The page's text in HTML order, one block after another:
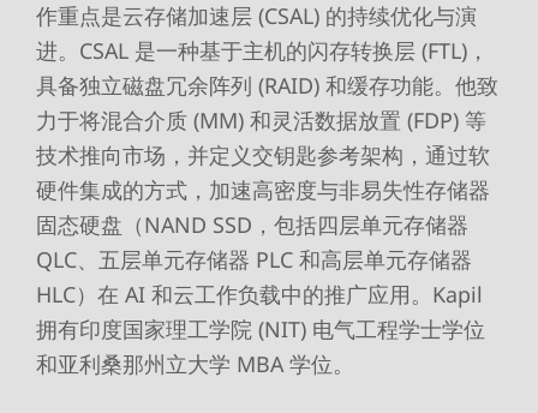
作重点是云存储加速层 (CSAL) 的持续优化与演
进。CSAL 是一种基于主机的闪存转换层 (FTL)，
具备独立磁盘冗余阵列 (RAID) 和缓存功能。他致
力于将混合介质 (MM) 和灵活数据放置 (FDP) 等
技术推向市场，并定义交钥匙参考架构，通过软
硬件集成的方式，加速高密度与非易失性存储器
固态硬盘（NAND SSD，包括四层单元存储器
QLC、五层单元存储器 PLC 和高层单元存储器
HLC）在 AI 和云工作负载中的推广应用。Kapil
拥有印度国家理工学院 (NIT) 电气工程学士学位
和亚利桑那州立大学 MBA 学位。